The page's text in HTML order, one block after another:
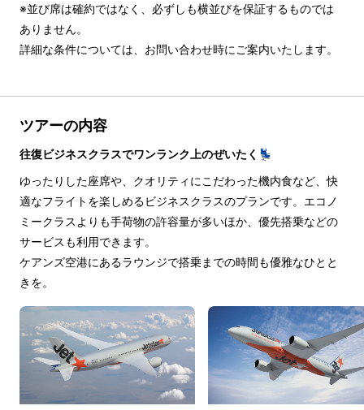
※並び席は確約ではなく、必ずしも横並びを保証するものでは
ありません。
詳細な条件については、お問い合わせ時にご案内いたします。
ツアーの内容
往復ビジネスクラスでワンランク上のぜいたく💺
ゆったりした座席や、クオリティにこだわった機内食など、快
適なフライトを楽しめるビジネスクラスのプランです。エコノ
ミークラスよりも手荷物の許容量が多いほか、優先搭乗などの
サービスも利用できます。
ケアンズ空港にあるラウンジで搭乗までの時間も優雅なひとと
きを。